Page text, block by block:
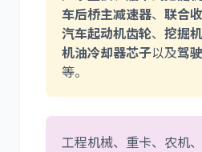
车后桥主减速器、 联合
汽车起动机齿轮、 挖掘
机油冷却器芯子以及驾
等。
工程机械、重卡、农机